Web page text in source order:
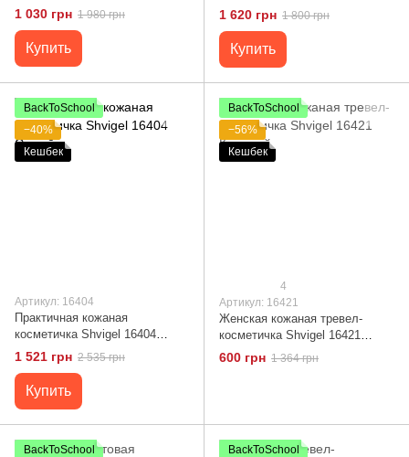
1 030 грн 1 980 грн
Купить
16410 Красный
1 620 грн 1 800 грн
Купить
BackToSchool
−40%
Кешбек
Артикул: 16404
Практичная кожаная
косметичка Shvigel 16404
Серый
1 521 грн 2 535 грн
Купить
BackToSchool
−56%
Кешбек
4
Артикул: 16421
Женская кожаная тревел-
косметичка Shvigel 16421
Красный
600 грн 1 364 грн
BackToSchool
BackToSchool